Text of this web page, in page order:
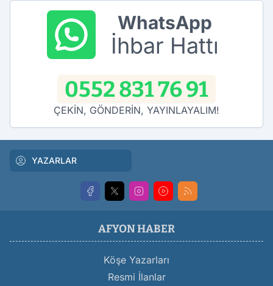
WhatsApp
İhbar Hattı
0552 831 76 91
ÇEKİN, GÖNDERİN, YAYINLAYALIM!
YAZARLAR
AFYON HABER
Köşe Yazarları
Resmi İlanlar